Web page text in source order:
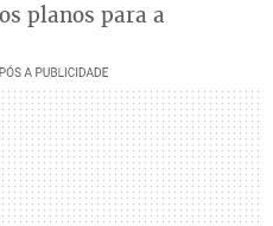
planos para a